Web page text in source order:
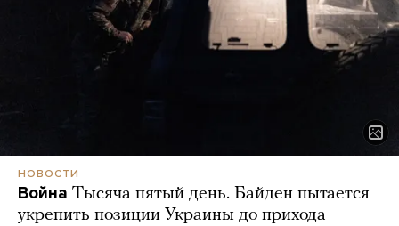
НОВОСТИ
Война Тысяча пятый день. Байден пытается
укрепить позиции Украины до прихода